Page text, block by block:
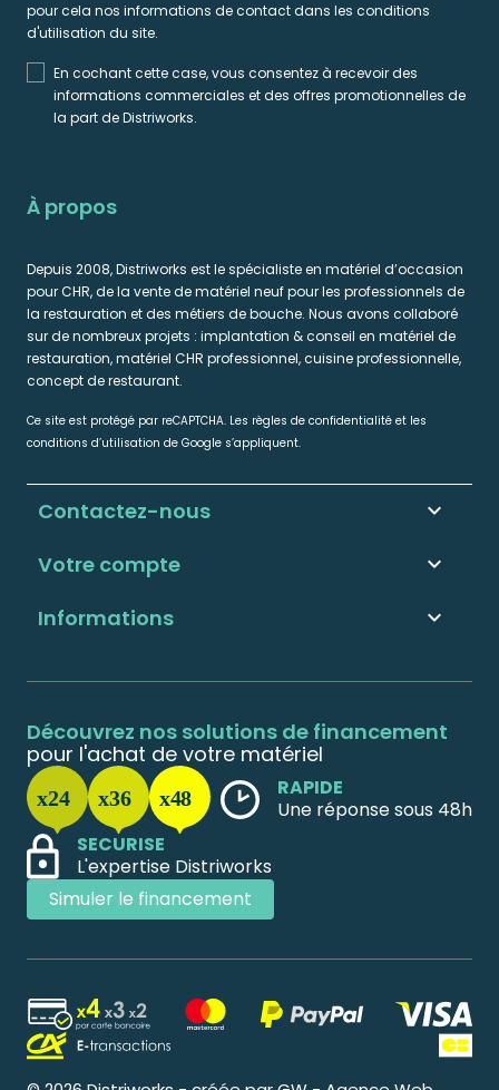
pour cela nos informations de contact dans les conditions
d'utilisation du site.
En cochant cette case, vous consentez à recevoir des
informations commerciales et des offres promotionnelles de
la part de Distriworks.
À propos
Depuis 2008, Distriworks est le spécialiste en matériel d’occasion
pour CHR, de la vente de matériel neuf pour les professionnels de
la restauration et des métiers de bouche. Nous avons collaboré
sur de nombreux projets : implantation & conseil en matériel de
restauration, matériel CHR professionnel, cuisine professionnelle,
concept de restaurant.
Ce site est protégé par reCAPTCHA. Les règles de confidentialité et les
conditions d’utilisation de Google s’appliquent.
Informations 
Votre compte 
Contactez-nous keyboard_arrow_down
Découvrez nos solutions de financement
pour l'achat de votre matériel
RAPIDE
Une réponse sous 48h
SECURISE
L'expertise Distriworks
Simuler le financement